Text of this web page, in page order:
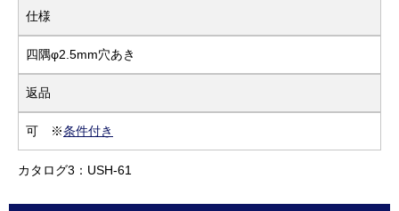
仕様
四隅φ2.5mm穴あき
返品
可 ※条件付き
カタログ3：USH-61